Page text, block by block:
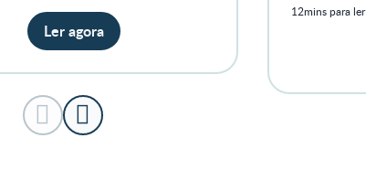
Ler agora
12mins para ler